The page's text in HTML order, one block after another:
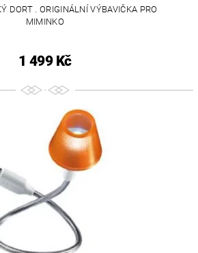
DORT . ORIGINÁLNÍ VÝBAVIČKA PRO
MIMINKO
1 499 Kč